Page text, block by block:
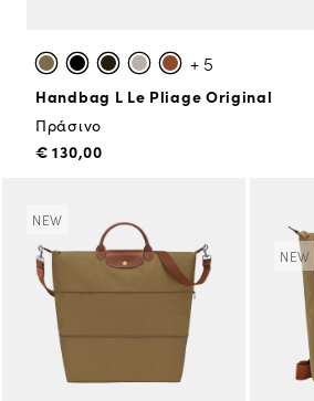
+ 5
Handbag L Le Pliage Original
Πράσινο
€ 130,00
NEW
NEW